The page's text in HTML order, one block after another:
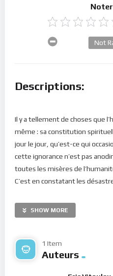
Noter
Not
Descriptions:
Il y a tellement de choses que
même : sa constitution
jour le jour, qu’est-ce qui
cette ignorance n’est pas
toutes les misères de
C’est en constatant les
la bouche de son prophète
Mon peuple périt, faute de
humains, de nos jours, a une
identité parce que le monde a
SHOW MORE
1 Item
Auteurs